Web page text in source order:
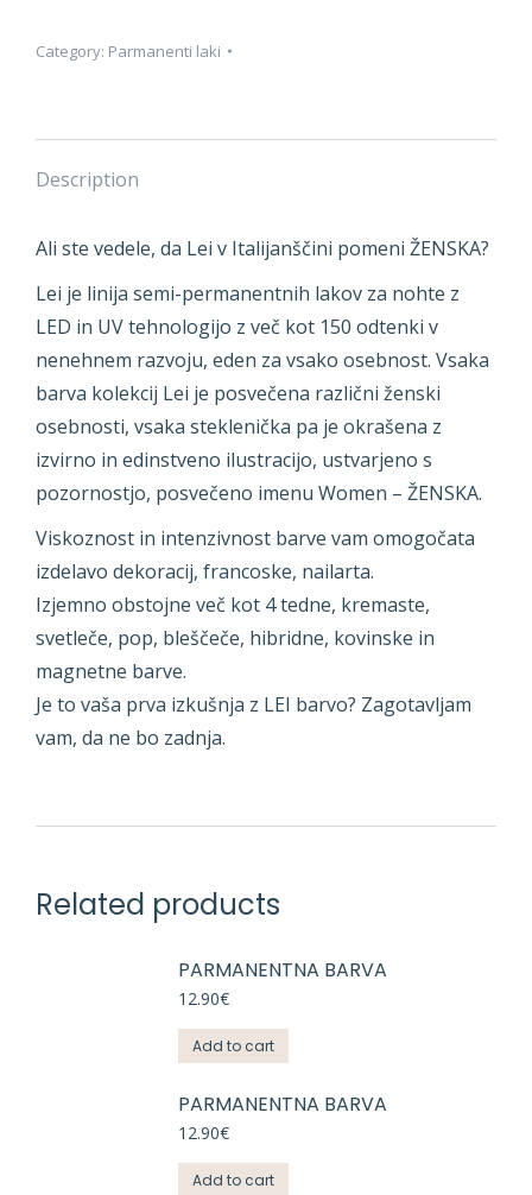
Category: Parmanenti laki
Description
Ali ste vedele, da Lei v Italijanščini pomeni ŽENSKA?
Lei je linija semi-permanentnih lakov za nohte z
LED in UV tehnologijo z več kot 150 odtenki v
nenehnem razvoju, eden za vsako osebnost. Vsaka
barva kolekcij Lei je posvečena različni ženski
osebnosti, vsaka steklenička pa je okrašena z
izvirno in edinstveno ilustracijo, ustvarjeno s
pozornostjo, posvečeno imenu Women – ŽENSKA.
Viskoznost in intenzivnost barve vam omogočata
izdelavo dekoracij, francoske, nailarta.
Izjemno obstojne več kot 4 tedne, kremaste,
svetleče, pop, bleščeče, hibridne, kovinske in
magnetne barve.
Je to vaša prva izkušnja z LEI barvo? Zagotavljam
vam, da ne bo zadnja.
Related products
PARMANENTNA BARVA
12.90€
Add to cart
PARMANENTNA BARVA
12.90€
Add to cart